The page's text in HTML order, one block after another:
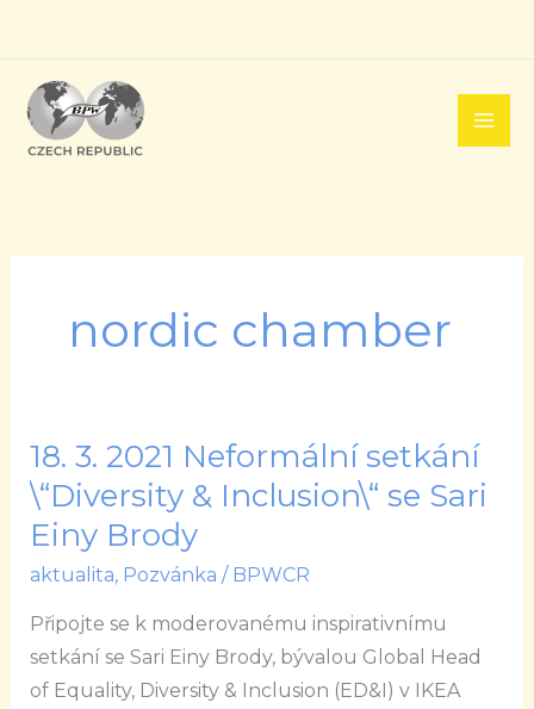
obsah
nordic chamber
18. 3. 2021 Neformální setkání
\“Diversity & Inclusion\“ se Sari
Einy Brody
aktualita, Pozvánka / BPWCR
Připojte se k moderovanému inspirativnímu
setkání se Sari Einy Brody, bývalou Global Head
of Equality, Diversity & Inclusion (ED&I) v IKEA
18.
3.
2021
Neformální
setkání
\“Diversity
&
Inclusion\“